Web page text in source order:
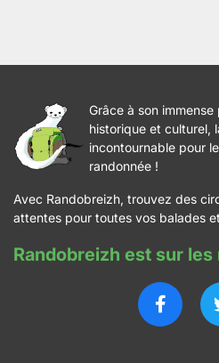
Grâce à son
historique et culturel,
incontournable pour
randonnée !
Avec Randobreizh, trouvez des
attentes pour toutes vos balades
Randobreizh est sur